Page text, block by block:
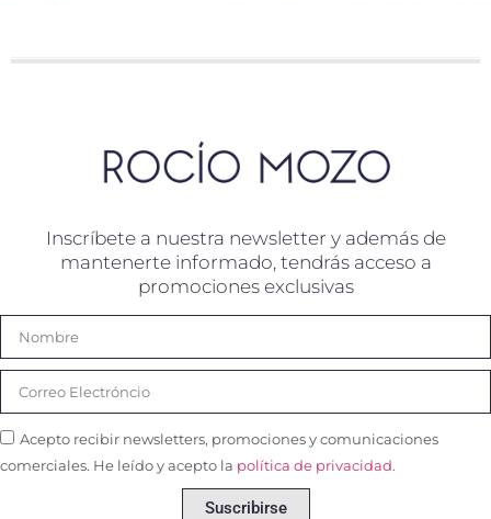
Inscríbete a nuestra newsletter y además de
mantenerte informado, tendrás acceso a
promociones exclusivas
Acepto recibir newsletters, promociones y comunicaciones
comerciales. He leído y acepto la política de privacidad.
Suscribirse